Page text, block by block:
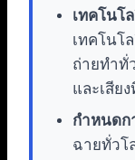
เทคโนโ
เทคโนโ
ถ่ายทำทั่
และเสีย
กำหนดก
ฉายทั่วโ